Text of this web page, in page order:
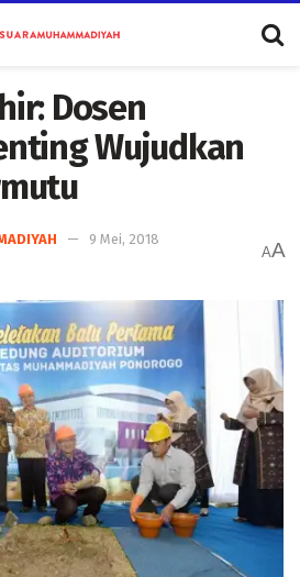
Dosen
Wujudkan
9 Mei, 2018
AA